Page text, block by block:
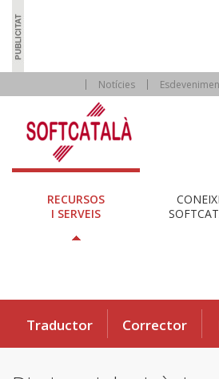
Notícies
RECURSOS
I SERVEIS
Traductor Corrector